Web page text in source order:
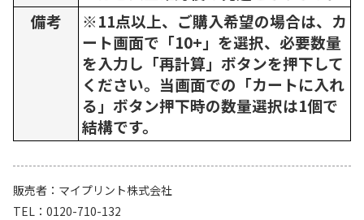
備考
※11点以上、ご購入希望の場合は、カ
ート画面で「10+」を選択、必要数量
を入力し「再計算」ボタンを押下して
ください。当画面での「カートに入れ
る」ボタン押下時の数量選択は1個で
結構です。
販売者
マイプリント株式会社
TEL
0120-710-132